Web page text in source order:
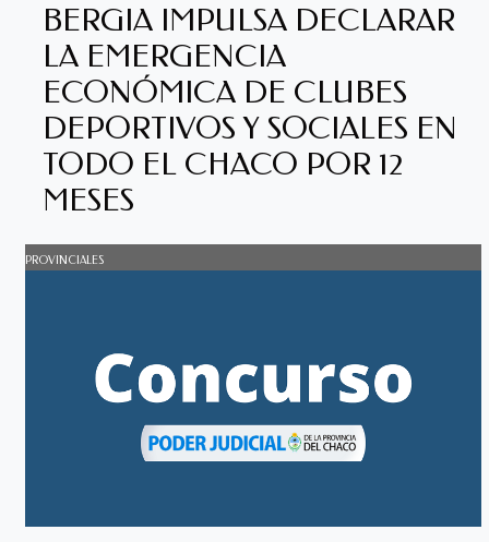
BERGIA IMPULSA DECLARAR
LA EMERGENCIA
ECONÓMICA DE CLUBES
DEPORTIVOS Y SOCIALES EN
TODO EL CHACO POR 12
MESES
PROVINCIALES